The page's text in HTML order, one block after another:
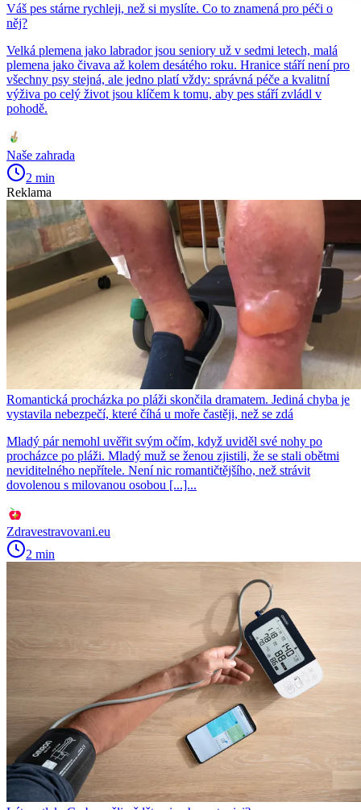
Váš pes stárne rychleji, než si myslíte. Co to znamená pro péči o
něj?
Velká plemena jako labrador jsou seniory už v sedmi letech, malá
plemena jako čivava až kolem desátého roku. Hranice stáří není pro
všechny psy stejná, ale jedno platí vždy: správná péče a kvalitní
výživa po celý život jsou klíčem k tomu, aby pes stáří zvládl v
pohodě.
Naše zahrada
2 min
Reklama
Romantická procházka po pláži skončila dramatem. Jediná chyba je
vystavila nebezpečí, které číhá u moře častěji, než se zdá
Mladý pár nemohl uvěřit svým očím, když uviděl své nohy po
procházce po pláži. Mladý muž se ženou zjistili, že se stali obětmi
neviditelného nepřítele. Není nic romantičtějšího, než strávit
dovolenou s milovanou osobou [...]...
Zdravestravovani.eu
2 min